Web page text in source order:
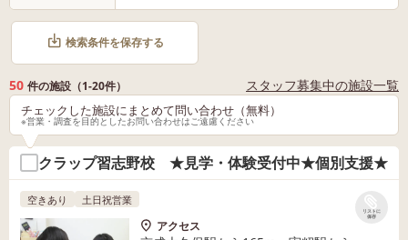
検索条件を保存する
50 件の施設（1-20件） スタッフ募集中の施設一覧
チェックした施設にまとめて問い合わせ（無料）
※営業・調査を目的としたお問い合わせはご遠慮ください
クラップ習志野校 ★見学・体験受付中★個別支援★
リストに
保存
空きあり 土日祝営業
アクセス